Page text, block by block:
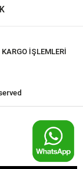
KARGO İŞLEMLERI